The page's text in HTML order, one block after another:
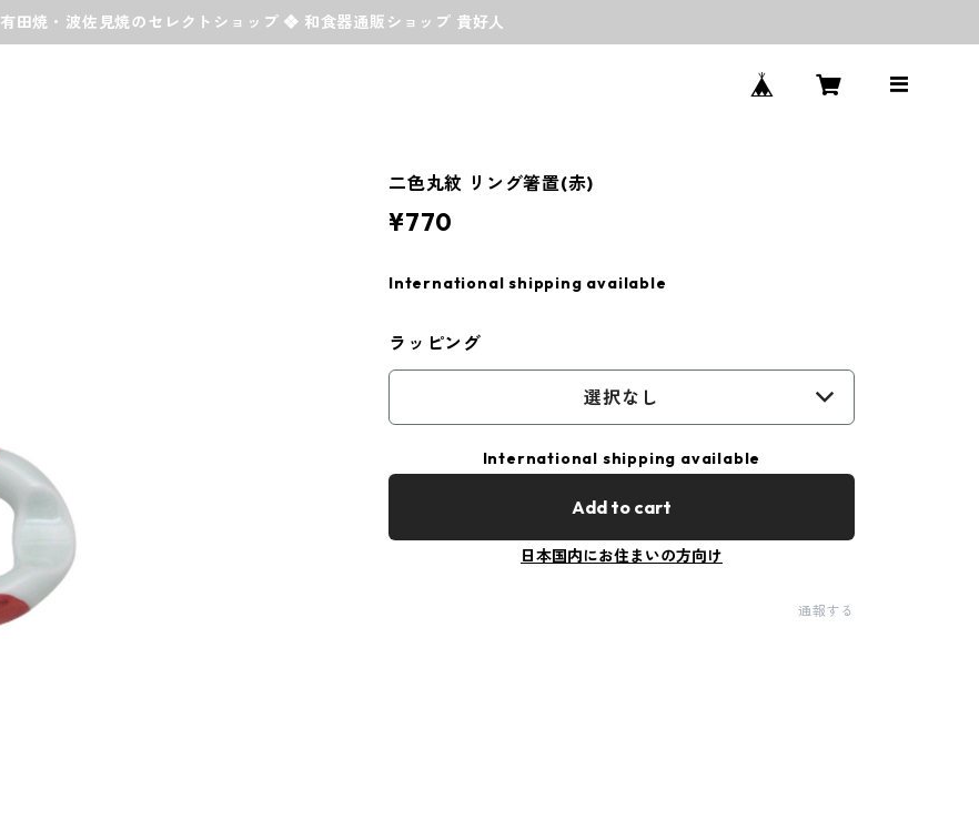
有田焼・波佐見焼のセレクトショップ ❖ 和食器通販ショップ 貴好人
二色丸紋 リング箸置(赤)
¥770
International shipping available
ラッピング
選択なし
International shipping available
Add to cart
日本国内にお住まいの方向け
通報する